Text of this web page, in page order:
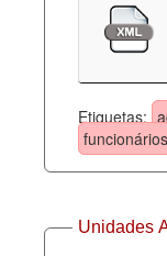
Etiquetas:
funcionários
Unidades